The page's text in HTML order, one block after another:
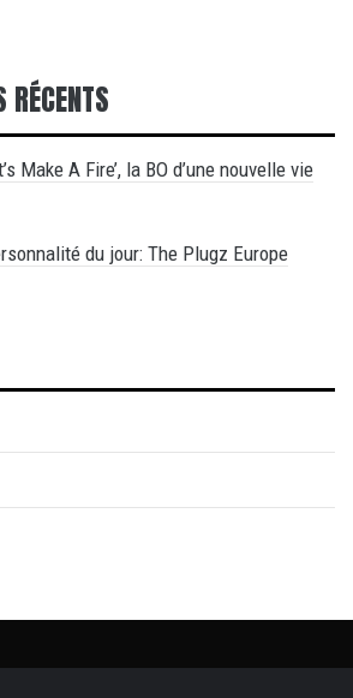
Make A Fire’, la BO d’une nouvelle vie
du jour: The Plugz Europe